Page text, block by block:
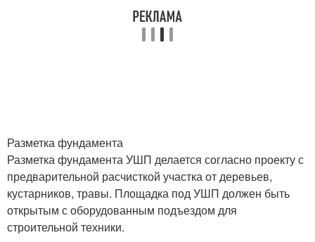
Разметка фундамента
Разметка фундамента УШП делается согласно проекту с
предварительной расчисткой участка от деревьев,
кустарников, травы. Площадка под УШП должен быть
открытым с оборудованным подъездом для
строительной техники.